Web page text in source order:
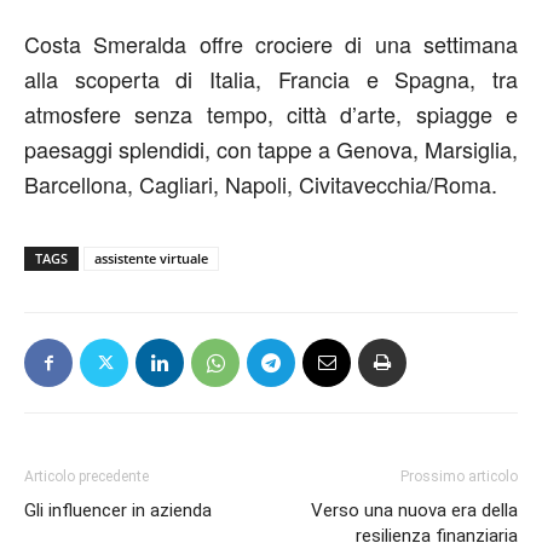
Costa Smeralda offre crociere di una settimana
alla scoperta di Italia, Francia e Spagna, tra
atmosfere senza tempo, città d’arte, spiagge e
paesaggi splendidi, con tappe a Genova, Marsiglia,
Barcellona, Cagliari, Napoli, Civitavecchia/Roma.
TAGS assistente virtuale
Articolo precedente
Gli influencer in azienda
Prossimo articolo
Verso una nuova era della
resilienza finanziaria